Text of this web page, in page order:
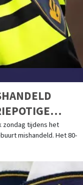
zondag tijdens het
mishandeld. Het 80-